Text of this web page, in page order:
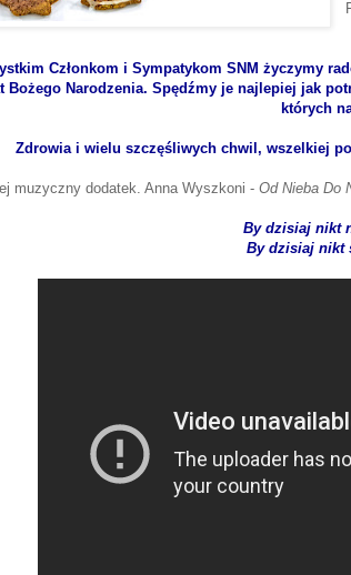
Członkom i Sympatykom SNM życzymy
Bożego Narodzenia. Spędźmy je najlepiej jak
których
Zdrowia i wielu szczęśliwych chwil, wszelkiej
muzyczny dodatek. Anna Wyszkoni - Od Nieba Do
By dzisiaj nikt
By dzisiaj nikt